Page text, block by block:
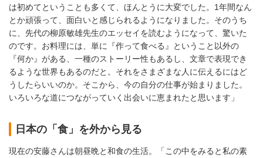
は初めてということも多くて、ほんとうに大変でした。1年間なん
とか頑張って、面白いと感じられるようになりました。そのうち
に、先代の柳原敏雄先生のエッセイを読むようになって、驚いた
のです。お料理には、単に『作って食べる』ということ以外の
『何か』がある、一種のストーリー性もあるし、文章で表現でき
るような世界もあるのだと。それをさまざまな人に伝えるにはど
うしたらいいのか。そこから、今の自分の仕事が始まりました。
いろいろな道につながっていく出会いに恵まれたと思います」
日本の「食」を外から見る
現在の安藤さんは朝昼晩と和食の生活。「この中をみると私の素